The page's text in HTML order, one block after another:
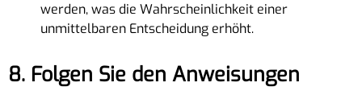
werden, was die Wahrscheinlichkeit einer
unmittelbaren Entscheidung erhöht.
8. Folgen Sie den Anweisungen